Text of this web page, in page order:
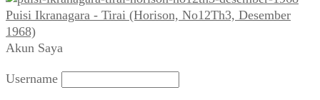
Puisi Ikranagara - Tirai (Horison, No12Th3, Desember
1968)
Akun Saya
Username